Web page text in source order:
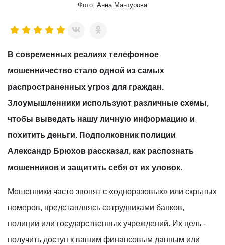
Фото: Анна Мантурова
В современных реалиях телефонное
мошенничество стало одной из самых
распространенных угроз для граждан.
Злоумышленники используют различные схемы,
чтобы выведать нашу личную информацию и
похитить деньги. Подполковник полиции
Александр Брюхов рассказал, как распознать
мошенников и защитить себя от их уловок.
Мошенники часто звонят с «одноразовых» или скрытых
номеров, представляясь сотрудниками банков,
полиции или государственных учреждений. Их цель -
получить доступ к вашим финансовым данным или